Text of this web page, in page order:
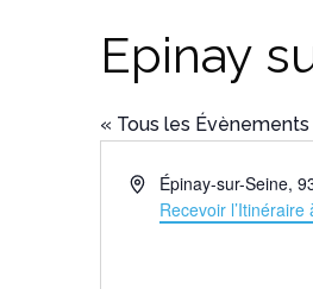
Epinay
« Tous les Évènements
AdresseÉpinay-sur-Seine,
Recevoir l’Itinéraire